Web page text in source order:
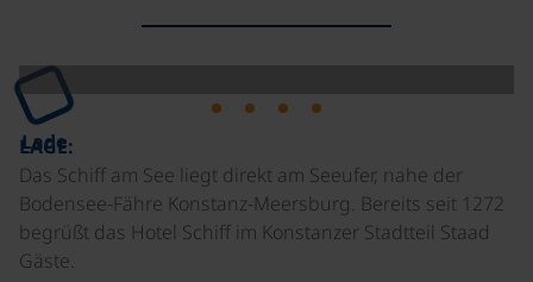
Lade
LAGE:
Das Schiff am See liegt direkt am Seeufer, nahe der
Bodensee-Fähre Konstanz-Meersburg. Bereits seit 1272
begrüßt das Hotel Schiff im Konstanzer Stadtteil Staad
Gäste.